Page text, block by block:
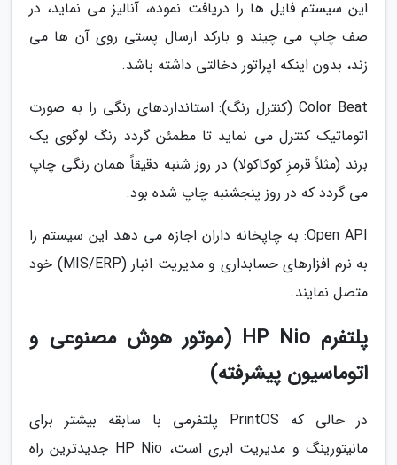
این سیستم فایل ها را دریافت نموده، آنالیز می نماید، در
صف چاپ می چیند و بارکد ارسال پستی روی آن ها می
زند، بدون اینکه اپراتور دخالتی داشته باشد.
Color Beat (کنترل رنگ): استانداردهای رنگی را به صورت
اتوماتیک کنترل می نماید تا مطمئن گردد رنگ لوگوی یک
برند (مثلاً قرمزِ کوکاکولا) در روز شنبه دقیقاً همان رنگی چاپ
می گردد که در روز پنجشنبه چاپ شده بود.
Open API: به چاپخانه داران اجازه می دهد این سیستم را
به نرم افزارهای حسابداری و مدیریت انبار (MIS/ERP) خود
متصل نمایند.
پلتفرم HP Nio (موتور هوش مصنوعی و
اتوماسیون پیشرفته)
در حالی که PrintOS پلتفرمی با سابقه بیشتر برای
مانیتورینگ و مدیریت ابری است، HP Nio جدیدترین راه